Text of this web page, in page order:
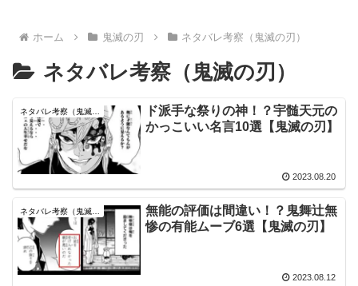
ホーム 鬼滅の刃 ネタバレ考察（鬼滅の刃）
ネタバレ考察（鬼滅の刃）
ド派手な祭りの神！？宇髄天元の
かっこいい名言10選【鬼滅の刃】
2023.08.20
ネタバレ考察（鬼滅の刃）
無能の評価は間違い！？鬼舞辻無
惨の有能ムーブ6選【鬼滅の刃】
2023.08.12